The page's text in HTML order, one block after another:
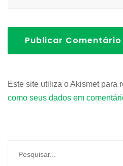
Publicar Comentário
Este site utiliza o Akismet para
como seus dados em